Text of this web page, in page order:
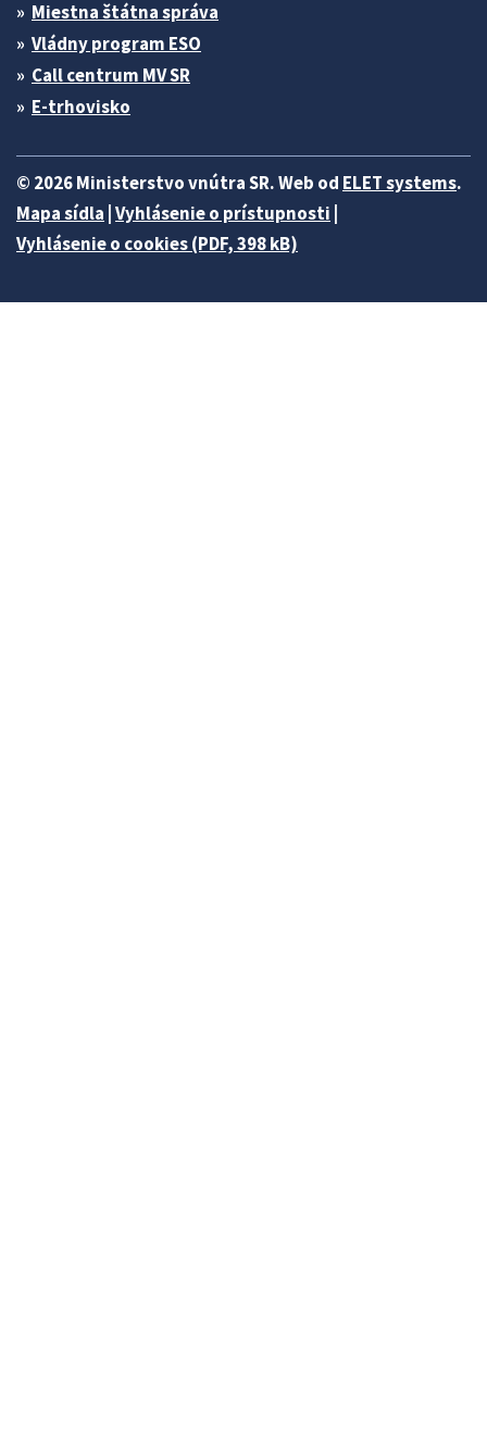
Miestna štátna správa
Vládny program ESO
Call centrum MV SR
E-trhovisko
© 2026 Ministerstvo vnútra SR. Web od ELET systems.
Mapa sídla Vyhlásenie o prístupnosti
Vyhlásenie o cookies (PDF, 398 kB)